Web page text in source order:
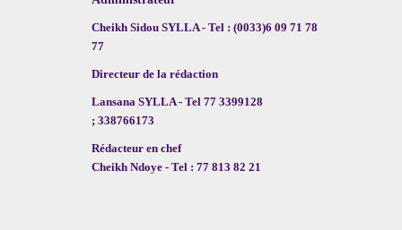
Cheikh Sidou SYLLA - Tel : (0033)6 09 71 78
77
Directeur de la rédaction
Lansana SYLLA - Tel 77 3399128
; 338766173
Rédacteur en chef
Cheikh Ndoye - Tel : 77 813 82 21